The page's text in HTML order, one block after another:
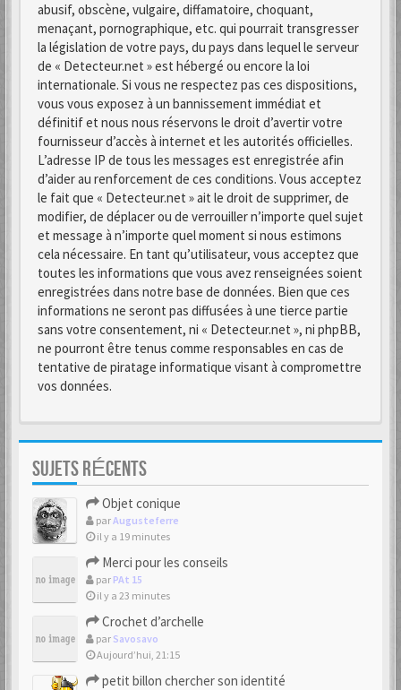
abusif, obscène, vulgaire, diffamatoire, choquant,
menaçant, pornographique, etc. qui pourrait transgresser
la législation de votre pays, du pays dans lequel le serveur
de « Detecteur.net » est hébergé ou encore la loi
internationale. Si vous ne respectez pas ces dispositions,
vous vous exposez à un bannissement immédiat et
définitif et nous nous réservons le droit d’avertir votre
fournisseur d’accès à internet et les autorités officielles.
L’adresse IP de tous les messages est enregistrée afin
d’aider au renforcement de ces conditions. Vous acceptez
le fait que « Detecteur.net » ait le droit de supprimer, de
modifier, de déplacer ou de verrouiller n’importe quel sujet
et message à n’importe quel moment si nous estimons
cela nécessaire. En tant qu’utilisateur, vous acceptez que
toutes les informations que vous avez renseignées soient
enregistrées dans notre base de données. Bien que ces
informations ne seront pas diffusées à une tierce partie
sans votre consentement, ni « Detecteur.net », ni phpBB,
ne pourront être tenus comme responsables en cas de
tentative de piratage informatique visant à compromettre
vos données.
SUJETS RÉCENTS
Objet conique
parAugusteferre
il y a 19 minutes
Merci pour les conseils
par PAt 15
il y a 23 minutes
Crochet d’archelle
par Savosavo
Aujourd’hui, 21:15
petit billon chercher son identité